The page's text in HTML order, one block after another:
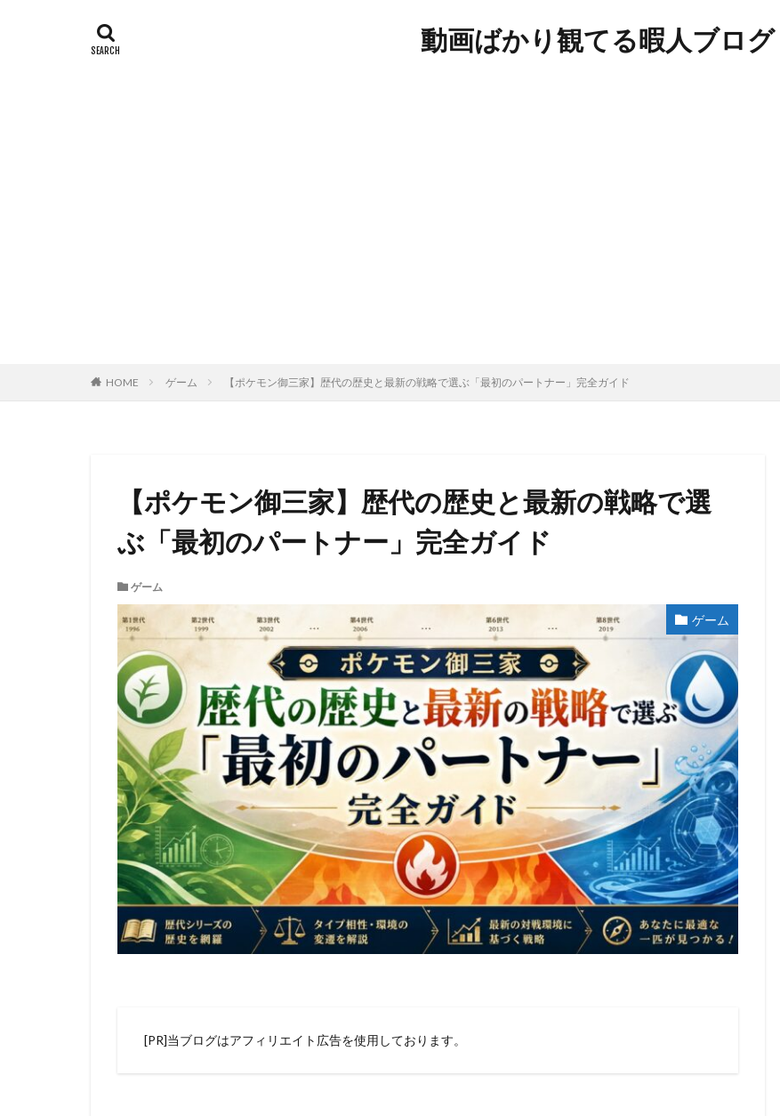
動画ばかり観てる暇人ブログ
HOME ゲーム 【ポケモン御三家】歴代の歴史と最新の戦略で選ぶ「最初のパートナー」完全ガイド
【ポケモン御三家】歴代の歴史と最新の戦略で選
ぶ「最初のパートナー」完全ガイド
ゲーム
ゲーム
[PR]当ブログはアフィリエイト広告を使用しております。